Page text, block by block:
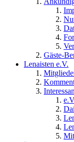
Gäste-
Lenaisten e.V.